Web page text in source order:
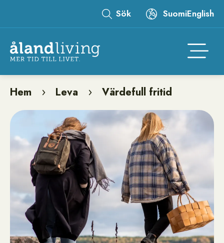
till
huvudinnehåll
Leaderboard
Sök SuomiEnglish
Länkstig
Hem Leva Värdefull fritid